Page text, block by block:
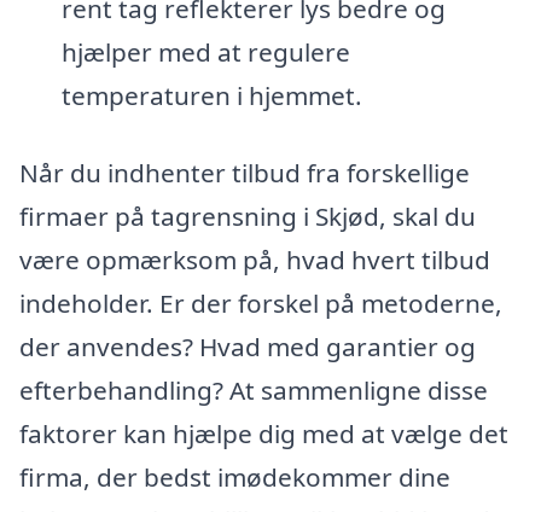
rent tag reflekterer lys bedre og
hjælper med at regulere
temperaturen i hjemmet.
Når du indhenter tilbud fra forskellige
firmaer på tagrensning i Skjød, skal du
være opmærksom på, hvad hvert tilbud
indeholder. Er der forskel på metoderne,
der anvendes? Hvad med garantier og
efterbehandling? At sammenligne disse
faktorer kan hjælpe dig med at vælge det
firma, der bedst imødekommer dine